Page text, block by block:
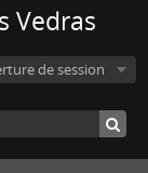
Vedras
de session